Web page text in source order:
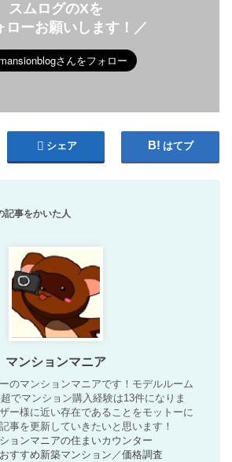
スムログのXを
ローお願いします！／
シェア はてブ
記事をかいた人
マンションマニア
のマンションマニアです！モデルルーム
でマンション購入経験は13件になりま
ー様に近い存在であることをモットーに
事を更新していきたいと思います！
ョンマニアの住まいカウンター
おすすめ新築マンション ／価格調査